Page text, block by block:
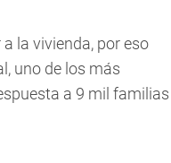
la vivienda, por eso
uno de los más
a 9 mil familias